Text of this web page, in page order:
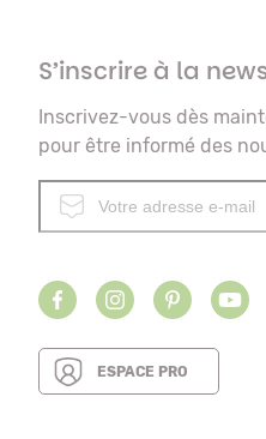
S’inscrire à la
Inscrivez-vous dès
pour être informé des
ESPACE PRO